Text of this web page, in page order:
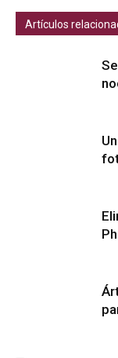
Artículos